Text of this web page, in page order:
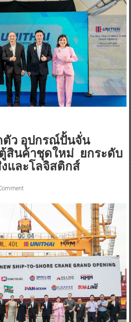
ตัว อุปกรณ์ปั้นจั่น
สินค้าชุดใหม่ ยกระดับ
และโลจิสติกส์